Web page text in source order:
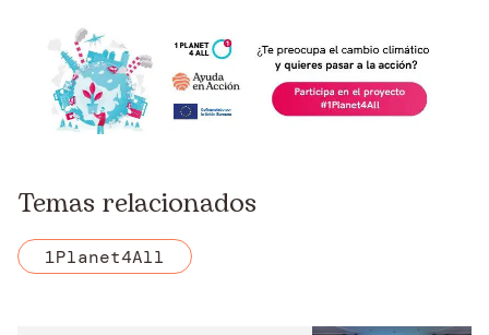
Temas relacionados
1Planet4All